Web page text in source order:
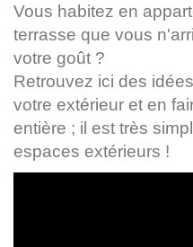
Vous habitez en
terrasse que vous
votre goût ?
Retrouvez ici des
votre extérieur et en
entière ; il est très
espaces extérieurs !